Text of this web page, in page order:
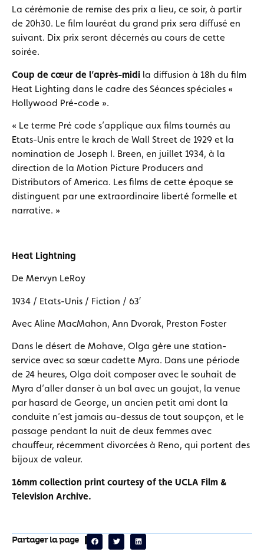
La cérémonie de remise des prix a lieu, ce soir, à partir
de 20h30. Le film lauréat du grand prix sera diffusé en
suivant. Dix prix seront décernés au cours de cette
soirée.
Coup de cœur de l’après-midi la diffusion à 18h du film
Heat Lighting dans le cadre des Séances spéciales «
Hollywood Pré-code ».
« Le terme Pré code s’applique aux films tournés au
Etats-Unis entre le krach de Wall Street de 1929 et la
nomination de Joseph I. Breen, en juillet 1934, à la
direction de la Motion Picture Producers and
Distributors of America. Les films de cette époque se
distinguent par une extraordinaire liberté formelle et
narrative. »
Heat Lightning
De Mervyn LeRoy
1934 / Etats-Unis / Fiction / 63′
Avec Aline MacMahon, Ann Dvorak, Preston Foster
Dans le désert de Mohave, Olga gère une station-
service avec sa sœur cadette Myra. Dans une période
de 24 heures, Olga doit composer avec le souhait de
Myra d’aller danser à un bal avec un goujat, la venue
par hasard de George, un ancien petit ami dont la
conduite n’est jamais au-dessus de tout soupçon, et le
passage pendant la nuit de deux femmes avec
chauffeur, récemment divorcées à Reno, qui portent des
bijoux de valeur.
16mm collection print courtesy of the UCLA Film &
Television Archive.
Partager la page